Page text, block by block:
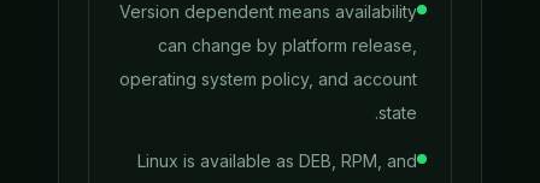
Version dependent means availability
can change by platform release,
operating system policy, and account
Linux is available as DEB, RPM, and